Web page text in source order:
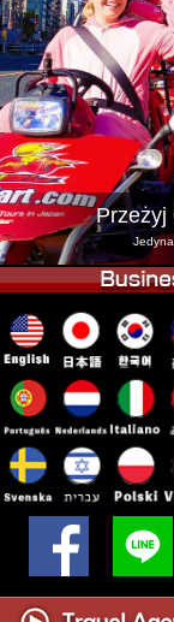
Tokyo Shibuya
Tokyo
Okinawa
Przeżyj